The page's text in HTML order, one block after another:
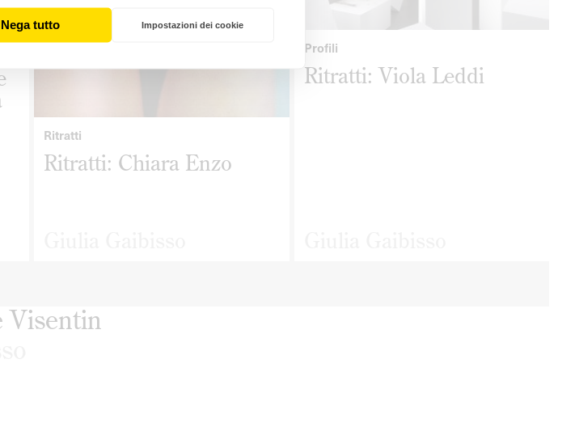
Ritratti
Ritratti: Chiara Enzo
Profili
Ritratti: Viola Leddi
Visentin
Nega tutto Impostazioni dei cookie